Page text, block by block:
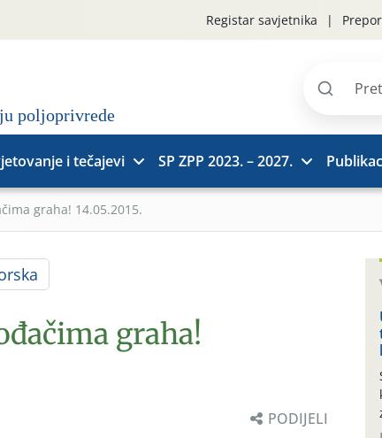
Registar savjetnika
Pretraži
i tečajevi SP ZPP 2023. – 2027.
graha! 14.05.2015.
graha!
PODIJELI